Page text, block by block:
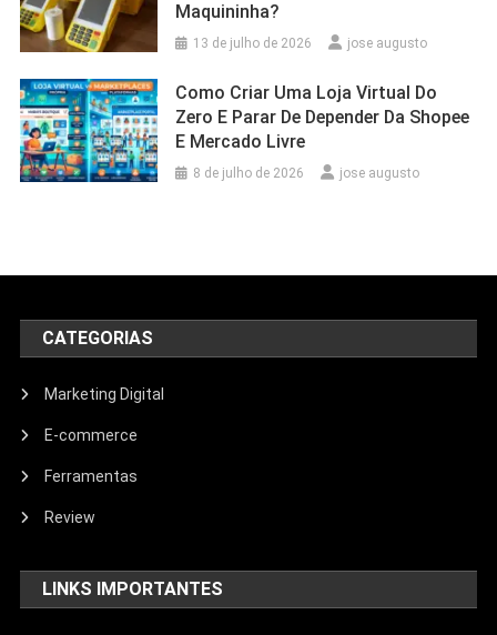
Maquininha?
13 de julho de 2026 jose augusto
Como Criar Uma Loja Virtual Do
Zero E Parar De Depender Da Shopee
E Mercado Livre
8 de julho de 2026 jose augusto
CATEGORIAS
Marketing Digital
E-commerce
Ferramentas
Review
LINKS IMPORTANTES